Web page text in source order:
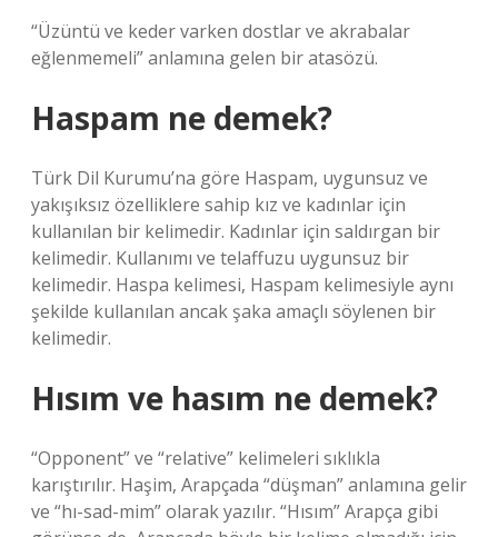
“Üzüntü ve keder varken dostlar ve akrabalar
eğlenmemeli” anlamına gelen bir atasözü.
Haspam ne demek?
Türk Dil Kurumu’na göre Haspam, uygunsuz ve
yakışıksız özelliklere sahip kız ve kadınlar için
kullanılan bir kelimedir. Kadınlar için saldırgan bir
kelimedir. Kullanımı ve telaffuzu uygunsuz bir
kelimedir. Haspa kelimesi, Haspam kelimesiyle aynı
şekilde kullanılan ancak şaka amaçlı söylenen bir
kelimedir.
Hısım ve hasım ne demek?
“Opponent” ve “relative” kelimeleri sıklıkla
karıştırılır. Haşim, Arapçada “düşman” anlamına gelir
ve “hı-sad-mim” olarak yazılır. “Hısım” Arapça gibi